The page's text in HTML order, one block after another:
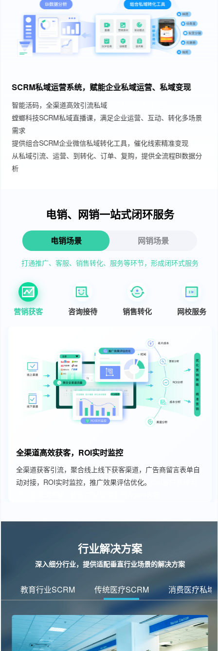
SCRM私域运营系统，赋能企业私域运营、私域变现
智能活码，全渠道高效引流私域SCRM私域管理系统
螳螂科技SCRM私域直播课，满足企业运营、互动、转化多场景
需求
提供组合SCRM企业微信私域转化工具，催化线索精准变现
从私域引流、运营、到转化、订单、复购，提供全流程BI数据分
析
电销、网销一站式闭环服务
电销场景 网销场景
打通推广、客服、销售转化、服务等环节，形成闭环式服务
营销获客 咨询接待 销售转化 网校服务
全渠道高效获客，ROI实时监控
全渠道获客引流，聚合线上线下获客渠道，广告商留言表单自
动对接，ROI实时监控，推广效果评估优化。
行业解决方案
深入细分行业，提供适配垂直行业场景的解决方案
教育行业SCRM 传统医疗SCRM 消费医疗私域